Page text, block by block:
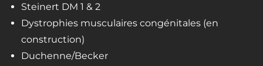
Steinert DM 1 & 2
Dystrophies musculaires congénitales (en
construction)
Duchenne/Becker